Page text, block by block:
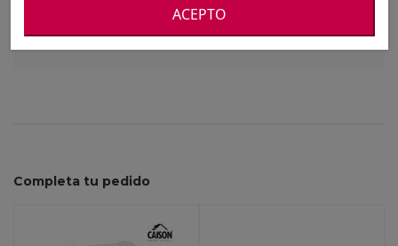
Completa tu pedido
ACEPTO